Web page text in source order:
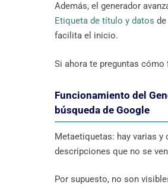
Además, el generador
Etiqueta de título y datos
facilita el inicio.
Si ahora te preguntas
Funcionamiento del
búsqueda de Google
Metaetiquetas: hay varias y
descripciones que no se
Por supuesto, no son